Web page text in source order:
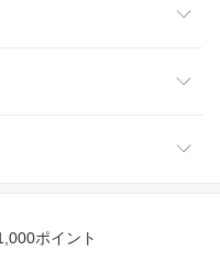
ロチー商事 ハーレー 楽天市場
ーアクセサリーストア【SOVI
マート
ポイント